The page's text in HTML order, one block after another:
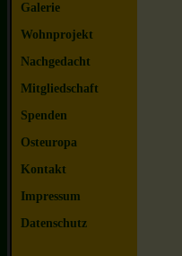
Galerie
Wohnprojekt
Nachgedacht
Mitgliedschaft
Spenden
Osteuropa
Kontakt
Impressum
Datenschutz